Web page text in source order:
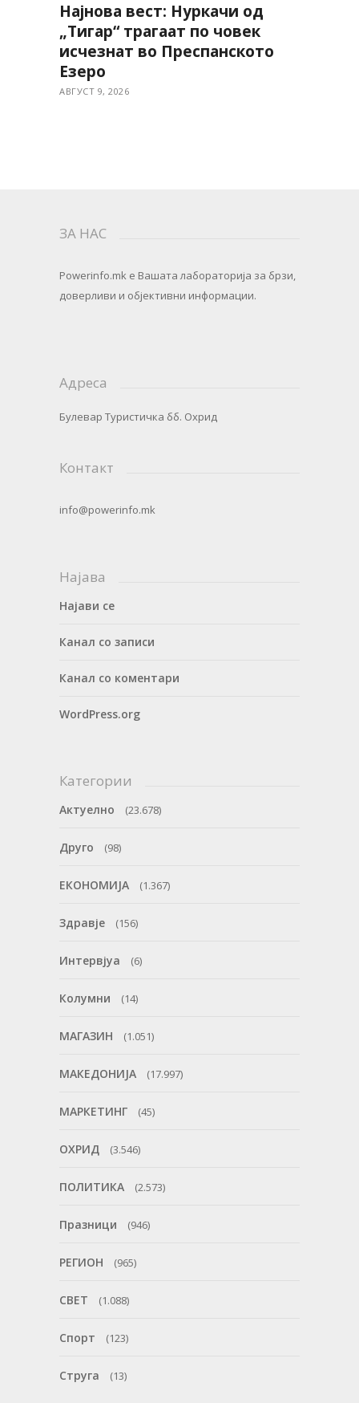
Најнова вест: Нуркачи од
„Тигар“ трагаат по човек
исчезнат во Преспанското
Езеро
АВГУСТ 9, 2026
ЗА НАС
Powerinfo.mk e Вашата лабораторија за брзи,
доверливи и објективни информации.
Адреса
Булевар Туристичка бб. Охрид
Контакт
info@powerinfo.mk
Најава
Најави се
Канал со записи
Канал со коментари
WordPress.org
Категории
Актуелно (23.678)
Друго (98)
ЕКОНОМИЈА (1.367)
Здравје (156)
Интервјуа (6)
Колумни (14)
МАГАЗИН (1.051)
МАКЕДОНИЈА (17.997)
МАРКЕТИНГ (45)
ОХРИД (3.546)
ПОЛИТИКА (2.573)
Празници (946)
РЕГИОН (965)
СВЕТ (1.088)
Спорт (123)
Струга (13)